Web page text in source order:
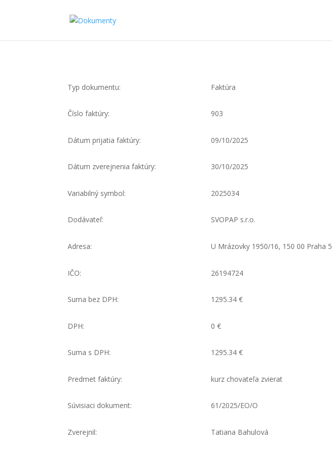
Typ dokumentu:
Číslo faktúry:
Dátum prijatia faktúry:
Dátum zverejnenia faktúry:
Variabilný symbol:
Dodávateľ:
Adresa:
IČO:
Suma bez DPH:
DPH:
Suma s DPH:
Predmet faktúry:
Súvisiaci dokument:
Zverejnil:
Faktúra
903
09/10/2025
30/10/2025
2025034
SVOPAP s.r.o.
U Mrázovky 1950/16, 150 00 Praha 5
26194724
1295.34 €
0 €
1295.34 €
kurz chovateľa zvierat
61/2025/EO/O
Tatiana Bahulová